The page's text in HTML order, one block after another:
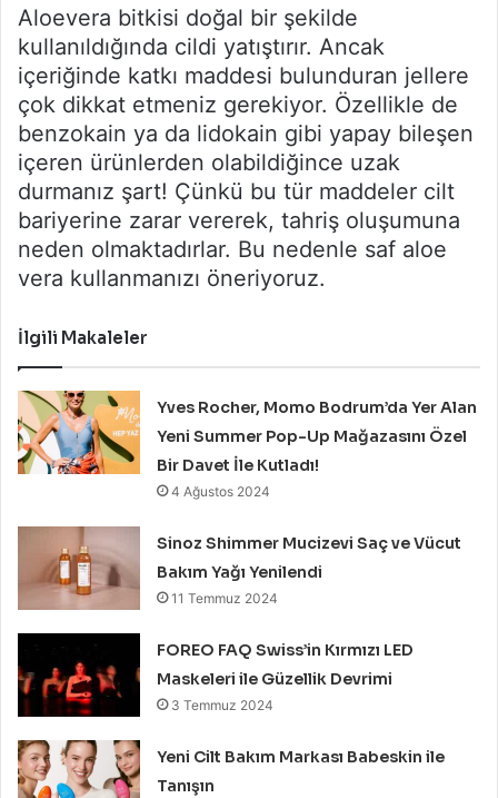
Aloevera bitkisi doğal bir şekilde
kullanıldığında cildi yatıştırır. Ancak
içeriğinde katkı maddesi bulunduran jellere
çok dikkat etmeniz gerekiyor. Özellikle de
benzokain ya da lidokain gibi yapay bileşen
içeren ürünlerden olabildiğince uzak
durmanız şart! Çünkü bu tür maddeler cilt
bariyerine zarar vererek, tahriş oluşumuna
neden olmaktadırlar. Bu nedenle saf aloe
vera kullanmanızı öneriyoruz.
İlgili Makaleler
Yves Rocher, Momo Bodrum’da Yer Alan
Yeni Summer Pop-Up Mağazasını Özel
Bir Davet İle Kutladı!
4 Ağustos 2024
Sinoz Shimmer Mucizevi Saç ve Vücut
Bakım Yağı Yenilendi
11 Temmuz 2024
FOREO FAQ Swiss’in Kırmızı LED
Maskeleri ile Güzellik Devrimi
3 Temmuz 2024
Yeni Cilt Bakım Markası Babeskin ile
Tanışın